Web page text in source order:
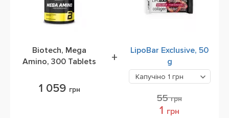
Biotech, Mega
Amino, 300 Tablets
1 059 грн
+
LipoBar Exclusive, 50
g
Капучіно 1 грн
55грн
1 грн